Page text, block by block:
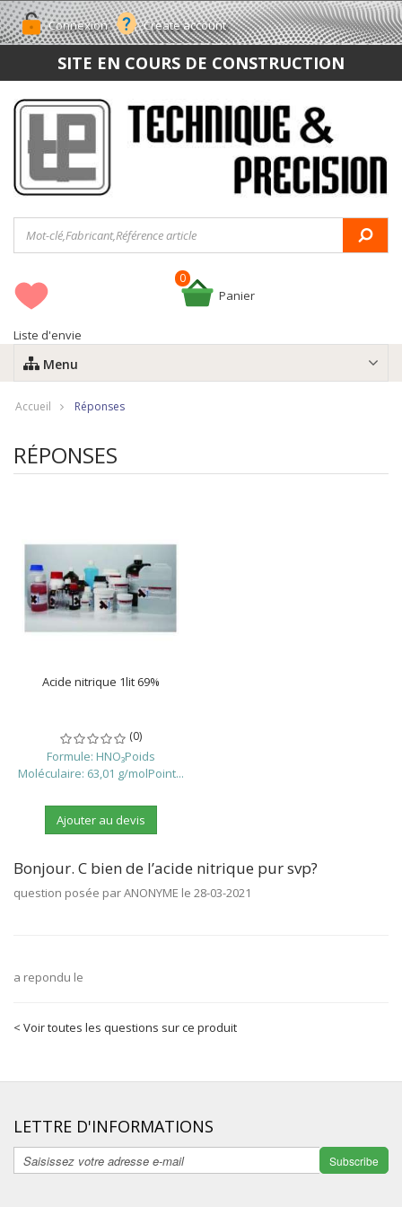
Connexion Create account
SITE EN COURS DE CONSTRUCTION
Liste d'envie
Panier
0
Menu
Accueil Réponses
RÉPONSES
Acide nitrique 1lit 69%
(0)
Formule: HNO₃Poids
Moléculaire: 63,01 g/molPoint...
Ajouter au devis
Bonjour. C bien de l’acide nitrique pur svp?
question posée par ANONYME le 28-03-2021
a repondu le
< Voir toutes les questions sur ce produit
LETTRE D'INFORMATIONS
Subscribe